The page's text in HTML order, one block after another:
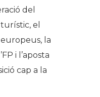
del
el
la
i l’aposta
cap a la